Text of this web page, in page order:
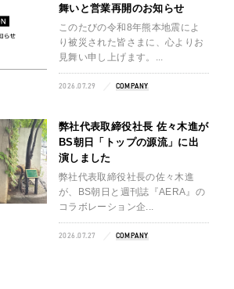
舞いと営業再開のお知らせ
このたびの令和8年熊本地震によ
り被災された皆さまに、心よりお
見舞い申し上げます。...
2026.07.29 COMPANY
弊社代表取締役社長 佐々木進が
BS朝日「トップの源流」に出
演しました
弊社代表取締役社長の佐々木進
が、BS朝日と週刊誌『AERA』の
コラボレーション企...
2026.07.27 COMPANY